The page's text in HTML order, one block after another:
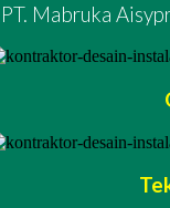
Mabruka